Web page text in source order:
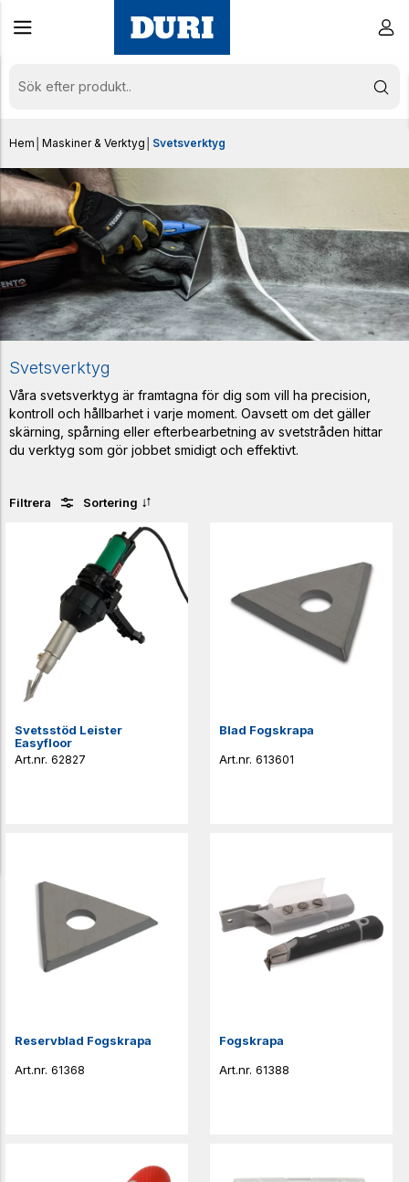
Hem Maskiner & Verktyg Svetsverktyg
Svetsverktyg
Våra svetsverktyg är framtagna för dig som vill ha precision,
kontroll och hållbarhet i varje moment. Oavsett om det gäller
skärning, spårning eller efterbearbetning av svetstråden hittar
du verktyg som gör jobbet smidigt och effektivt.
Filtrera Sortering
Svetsstöd Leister
Easyfloor
62827
Blad Fogskrapa
613601
Reservblad Fogskrapa
61368
Fogskrapa
61388